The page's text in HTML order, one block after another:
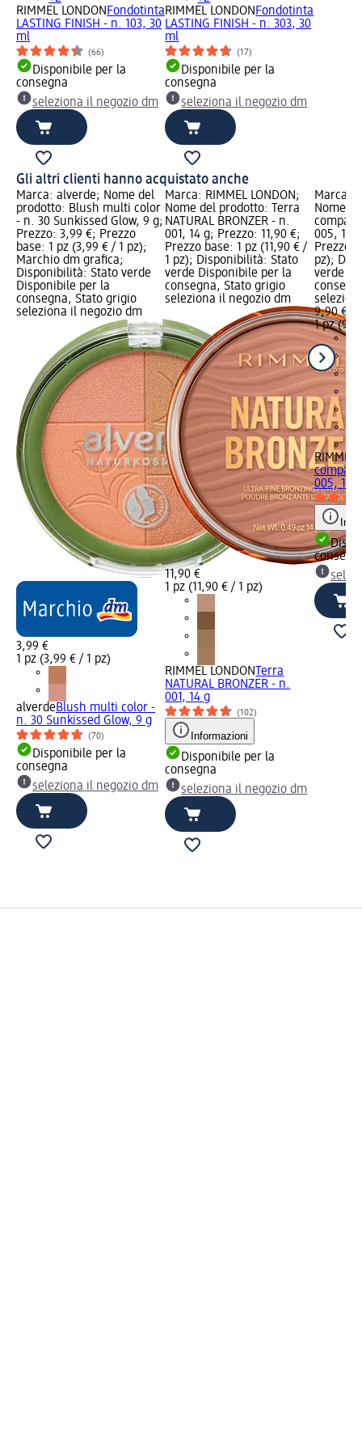
RIMMEL LONDONFondotinta
LASTING FINISH - n. 103, 30
ml
(66)
Disponibile per la
consegna
seleziona il negozio dm
RIMMEL LONDONFondotinta
LASTING FINISH - n. 303, 30
ml
(17)
Disponibile per la
consegna
seleziona il negozio dm
Gli altri clienti hanno acquistato anche
Marca: alverde; Nome del
prodotto: Blush multi color
- n. 30 Sunkissed Glow, 9 g;
Prezzo: 3,99 €; Prezzo
base: 1 pz (3,99 € / 1 pz);
Marchio dm grafica;
Disponibilità: Stato verde
Disponibile per la
consegna, Stato grigio
seleziona il negozio dm
3,99 €
1 pz (3,99 € / 1 pz)
alverdeBlush multi color -
n. 30 Sunkissed Glow, 9 g
(70)
Disponibile per la
consegna
seleziona il negozio dm
Marca: RIMMEL LONDON;
Nome del prodotto: Terra
NATURAL BRONZER - n.
001, 14 g; Prezzo: 11,90 €;
Prezzo base: 1 pz (11,90 € /
1 pz); Disponibilità: Stato
verde Disponibile per la
consegna, Stato grigio
seleziona il negozio dm
11,90 €
1 pz (11,90 € / 1 pz)
RIMMEL LONDON Terra
NATURAL BRONZER - n.
001, 14 g
(102)
Informazioni
Disponibile per la
consegna
seleziona il negozio dm
Marca:
Nome
005, 14
Prezzo
pz);
verde
9,90 €
1 pz
RIMMEL
005, 14 g